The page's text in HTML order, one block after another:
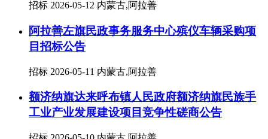
招标 2026-05-12 内蒙古,阿拉善
阿拉善左旗民政事务服务中心殡仪车辆采购项
目招标公告
招标 2026-05-11 内蒙古,阿拉善
额济纳旗达来呼布镇人民政府额济纳旗民族手
工业产业发展建设项目竞争性磋商公告